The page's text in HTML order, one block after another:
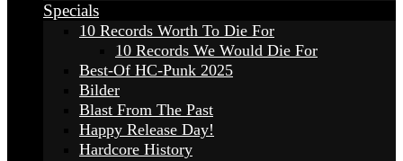
Specials
10 Records Worth To Die For
10 Records We Would Die For
Best-Of HC-Punk 2025
Bilder
Blast From The Past
Happy Release Day!
Hardcore History